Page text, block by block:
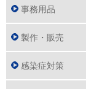
事務用品
製作・販売
感染症対策